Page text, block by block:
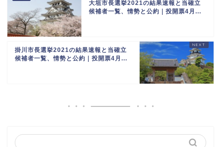
大垣市長選挙2021の結果速報と当確立
候補者一覧、情勢と公約｜投開票4月...
掛川市長選挙2021の結果速報と当確立
候補者一覧、情勢と公約｜投開票4月...